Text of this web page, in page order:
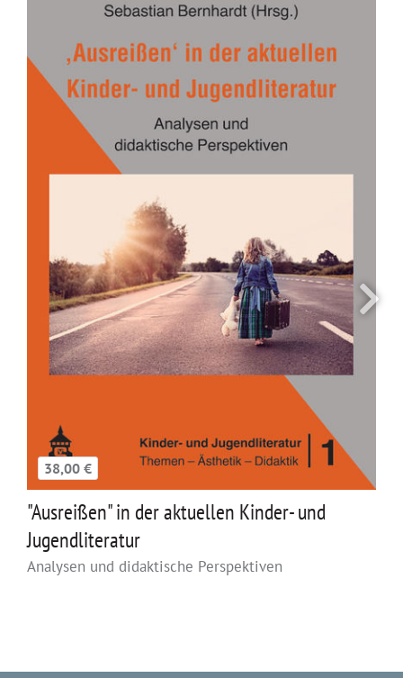
38,00 €
"Ausreißen" in der aktuellen Kinder- und
Jugendliteratur
Analysen und didaktische Perspektiven